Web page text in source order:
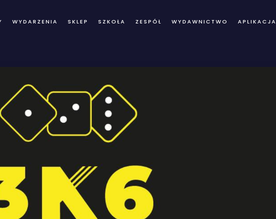
WYDARZENIA SKLEP SZKOŁA ZESPÓŁ WYDAWNICTWO APLIKACJA